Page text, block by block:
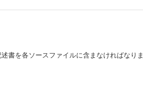
書を各ソースファイルに含まなければなりま